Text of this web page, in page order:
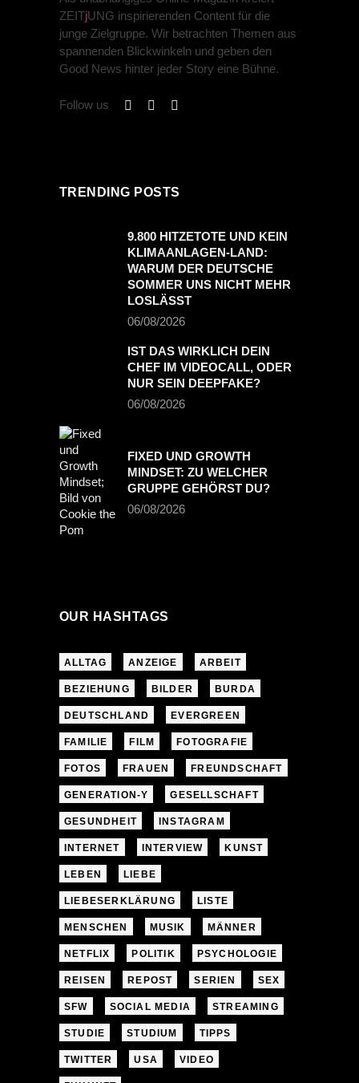
ZEITjUNG inspirierenden Content für die
junge Zielgruppe. Wir betrachten Themen aus
spannenden Blickwinkeln und geben den
Good News hinter jeder Story eine Bühne.
Follow us
TRENDING POSTS
9.800 HITZETOTE UND KEIN
KLIMAANLAGEN-LAND:
WARUM DER DEUTSCHE
SOMMER UNS NICHT MEHR
LOSLÄSST
06/08/2026
IST DAS WIRKLICH DEIN
CHEF IM VIDEOCALL, ODER
NUR SEIN DEEPFAKE?
06/08/2026
FIXED UND GROWTH
MINDSET: ZU WELCHER
GRUPPE GEHÖRST DU?
06/08/2026
OUR HASHTAGS
ALLTAG ANZEIGE ARBEIT
BEZIEHUNG BILDER BURDA
DEUTSCHLAND EVERGREEN
FAMILIE FILM FOTOGRAFIE
FOTOS FRAUEN FREUNDSCHAFT
GENERATION-Y GESELLSCHAFT
GESUNDHEIT INSTAGRAM
INTERNET INTERVIEW KUNST
LEBEN LIEBE
LIEBESERKLÄRUNG LISTE
MENSCHEN MUSIK MÄNNER
NETFLIX POLITIK PSYCHOLOGIE
REISEN REPOST SERIEN SEX
SFW SOCIAL MEDIA STREAMING
STUDIE STUDIUM TIPPS
TWITTER USA VIDEO